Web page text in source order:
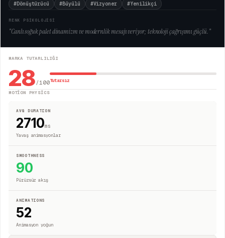
#Dönüştürücü #Büyülü #Vizyoner #Yenilikçi
RENK PSİKOLOJİSİ
"Canlı soğuk palet dinamizm ve modernlik mesajı veriyor; teknoloji çağrışımı güçlü."
MARKA TUTARLILIĞI
28/100Tutarsız
MOTION PHYSICS
AVG DURATION
2710ms
Yavaş animasyonlar
SMOOTHNESS
90
Pürüzsüz akış
ANIMATIONS
52
Animasyon yoğun